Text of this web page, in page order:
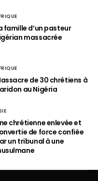
famille d’un pasteur
massacrée
de 30 chrétiens à
au Nigéria
chrétienne enlevée et
de force confiée
un tribunal à une